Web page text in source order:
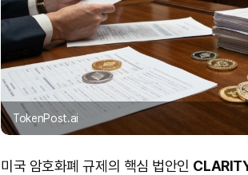
TokenPost.ai
미국 암호화폐 규제의 핵심 법안인